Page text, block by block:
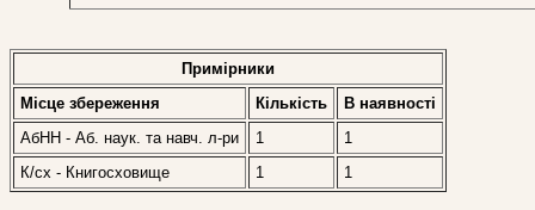
Примірники
Місце збереження
Кількість
В наявностi
АбНН - Аб. наук. та навч. л-ри
1
1
К/сх - Книгосховище
1 1